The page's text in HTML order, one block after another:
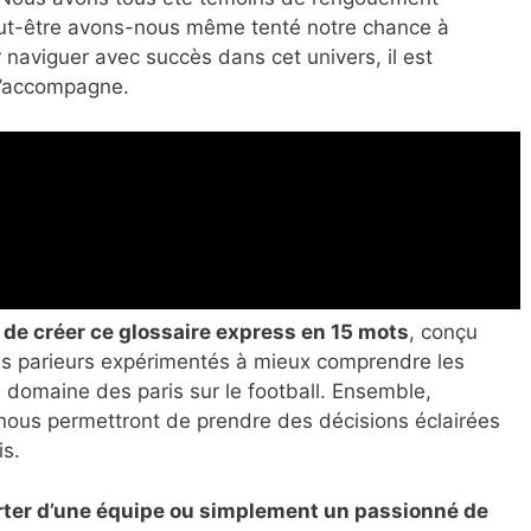
être avons-nous même tenté notre chance à
avec succès dans cet univers, il est
créer ce glossaire express en 15 mots, conçu
parieurs expérimentés à mieux comprendre les
des paris sur le football. Ensemble,
permettront de prendre des décisions éclairées
d’une équipe ou simplement un passionné de